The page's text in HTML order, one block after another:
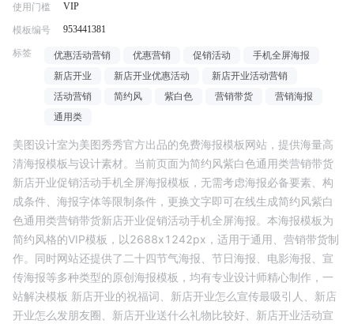
使用门槛 VIP
模板编号 953441381
标签 优惠活动营销 优惠营销 促销活动
手机全屏海报
新店开业
新店开业优惠活动
新店开业活动营销
活动营销
简约风 紫白色 营销带货
营销海报
通用类
美图设计室为美图秀秀官方出品的免费海报模板网站，提供海量高
清海报模板与设计素材。当前页面为简约风紫白色通用类营销带货
新店开业促销活动手机全屏海报模板，无需考虑海报必备要素、构
成条件、海报字体等限制条件，更换文字即可在线生成简约风紫白
色通用类营销带货新店开业促销活动手机全屏海报。本海报模板为
简约风格的VIP模板，以2688x1242px，适用于通用 营销带货制
作。同时网站还提供了二十四节气海报、节日海报、电影海报、宣
传海报等多种类型的原创海报模板，均有专业设计师精心制作，一
站解决模板 新店开业的祝福词、 新店开业怎么宣传最吸引人、 新店
开业怎么发朋友圈、 新店开业送什么礼物比较好、 新店开业活动宣